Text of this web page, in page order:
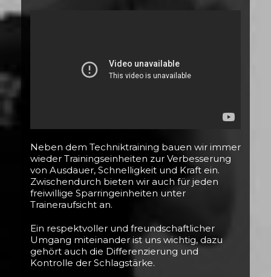
Neben dem Techniktraining bauen wir immer
wieder Trainingseinheiten zur Verbesserung
von Ausdauer, Schnelligkeit und Kraft ein.
Zwischendurch bieten wir auch für jeden
freiwillige Sparringeinheiten unter
Traineraufsicht an.
Ein respektvoller und freundschaftlicher
Umgang miteinander ist uns wichtig, dazu
gehört auch die Differenzierung und
Kontrolle der Schlagstärke.